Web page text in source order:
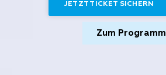
JETZT TICKET SICHERN
Zum Programm